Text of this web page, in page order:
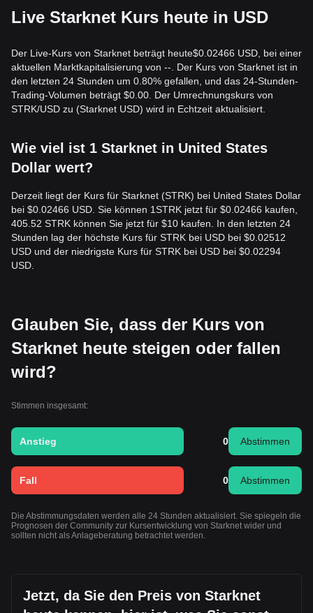
Potenzial, in eine Phase desAufbaus und der Erholung
Live Starknet Kurs heute in USD
Der Live-Kurs von Starknet beträgt heute$0.02466 USD, bei einer
aktuellen Marktkapitalisierung von --. Der Kurs von Starknet ist in
den letzten 24 Stunden um 0.80% gefallen, und das 24-Stunden-
Trading-Volumen beträgt $0.00. Der Umrechnungskurs von
STRK/USD zu (Starknet USD) wird in Echtzeit aktualisiert.
Wie viel ist 1 Starknet in United States
Dollar wert?
Derzeit liegt der Kurs für Starknet (STRK) bei United States Dollar
bei $0.02466 USD. Sie können 1STRK jetzt für $0.02466 kaufen,
405.52 STRK können Sie jetzt für $10 kaufen. In den letzten 24
Stunden lag der höchste Kurs für STRK bei USD bei $0.02512
USD und der niedrigste Kurs für STRK bei USD bei $0.02294
USD.
Glauben Sie, dass der Kurs von
Starknet heute steigen oder fallen
wird?
Stimmen insgesamt:
Anstieg 0 Abstimmen
Fall 0 Abstimmen
Die Abstimmungsdaten werden alle 24 Stunden aktualisiert. Sie spiegeln die
Prognosen der Community zur Kursentwicklung von Starknet wider und
sollten nicht als Anlageberatung betrachtet werden.
Jetzt, da Sie den Preis von Starknet